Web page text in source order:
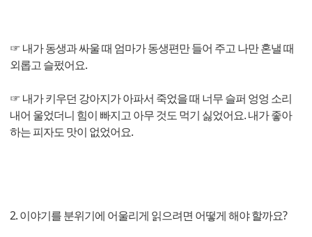
☞ 내가 동생과 싸울 때 엄마가 동생편만 들어 주고 나만 혼낼 때
외롭고 슬펐어요.
☞ 내가 키우던 강아지가 아파서 죽었을 때 너무 슬퍼 엉엉 소리
내어 울었더니 힘이 빠지고 아무 것도 먹기 싫었어요. 내가 좋아
하는 피자도 맛이 없었어요.
2. 이야기를 분위기에 어울리게 읽으려면 어떻게 해야 할까요?